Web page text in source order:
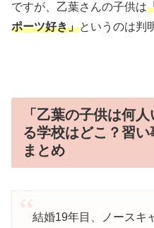
ですが、乙葉さんの子供は
ポーツ好き」というのは判
「乙葉の子供は何
る学校はどこ？習い
まとめ
結婚19年目、ノースキ